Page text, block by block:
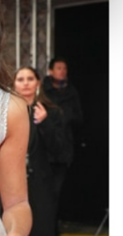
identifizieren
Daten
im
Anzeigen zu
anbieten
zu
zu Ihrer
Partner für
Unsere
mit